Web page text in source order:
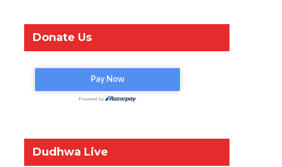
Donate Us
Dudhwa Live